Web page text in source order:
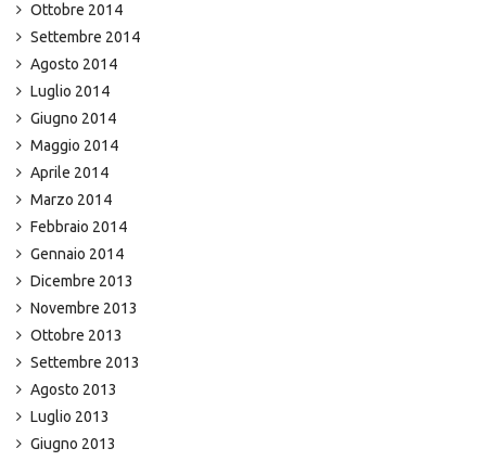
Ottobre 2014
Settembre 2014
Agosto 2014
Luglio 2014
Giugno 2014
Maggio 2014
Aprile 2014
Marzo 2014
Febbraio 2014
Gennaio 2014
Dicembre 2013
Novembre 2013
Ottobre 2013
Settembre 2013
Agosto 2013
Luglio 2013
Giugno 2013